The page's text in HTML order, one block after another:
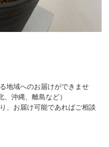
地域へのお届けができませ
沖縄、離島など）
、お届け可能であればご相談